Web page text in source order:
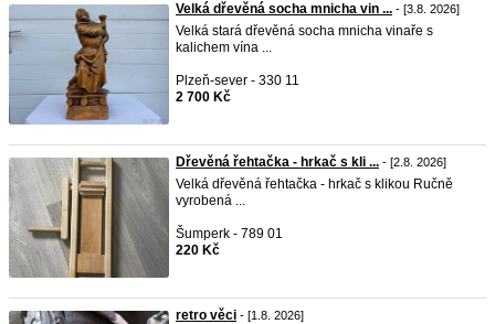
Velká dřevěná socha mnicha vin ... - [3.8. 2026]
Velká stará dřevěná socha mnicha vinaře s
kalichem vína ...
Plzeň-sever - 330 11
2 700 Kč
Dřevěná řehtačka - hrkač s kli ... - [2.8. 2026]
Velká dřevěná řehtačka - hrkač s klikou Ručně
vyrobená ...
Šumperk - 789 01
220 Kč
retro věci - [1.8. 2026]